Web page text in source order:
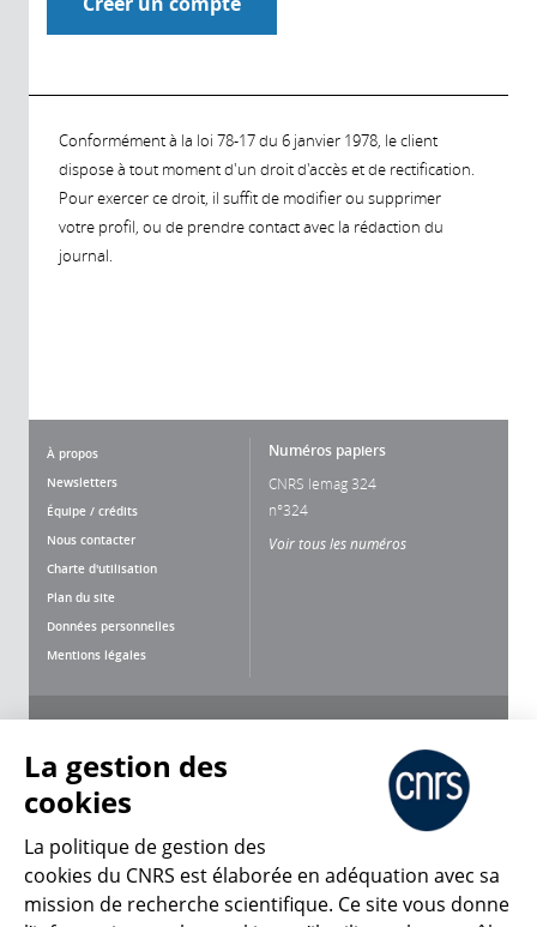
Conformément à la loi 78-17 du 6 janvier 1978, le client
dispose à tout moment d'un droit d'accès et de rectification.
Pour exercer ce droit, il suffit de modifier ou supprimer
votre profil, ou de prendre contact avec la rédaction du
journal.
À propos
Newsletters
Équipe / crédits
Nous contacter
Charte d'utilisation
Plan du site
Données personnelles
Mentions légales
Numéros papiers
CNRS lemag 324
n°324
Voir tous les numéros
CNRS Le Mag
La gestion des
cookies
La politique de gestion des
cookies du CNRS est élaborée en adéquation avec sa
mission de recherche scientifique. Ce site vous donne